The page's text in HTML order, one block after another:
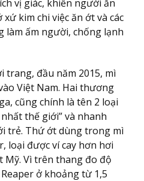
vị giác, khiến người ăn
kim chi việc ăn ớt và các
làm ấm người, chống lạnh
trang, đầu năm 2015, mì
Việt Nam. Hai thương
cũng chính là tên 2 loại
thế giới” và nhanh
trẻ. Thứ ớt dùng trong mì
loại được ví cay hơn hơi
Mỹ. Vì trên thang đo độ
ở khoảng từ 1,5